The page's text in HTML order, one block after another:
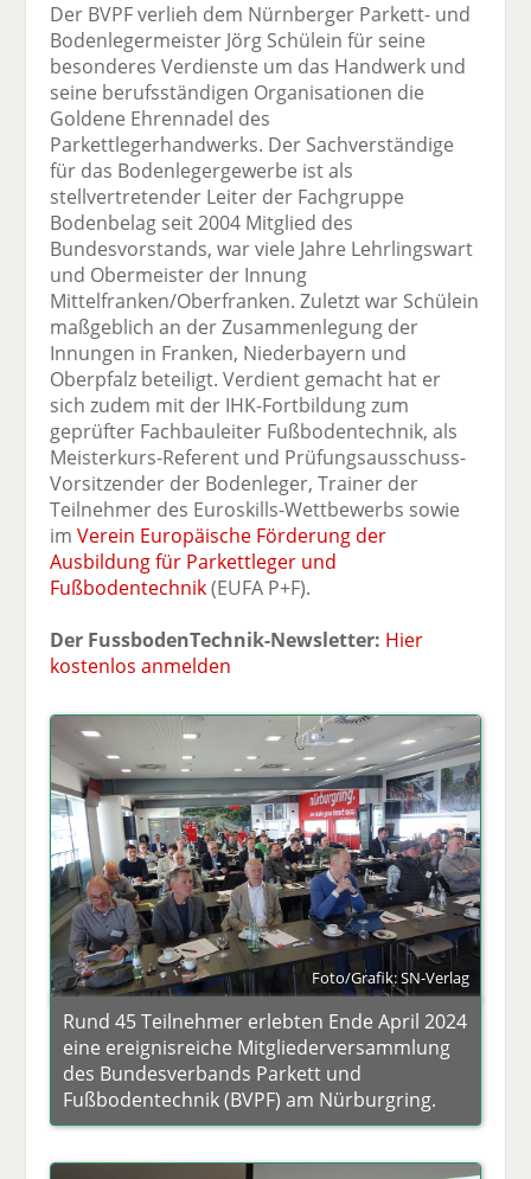
Der BVPF verlieh dem Nürnberger Parkett- und
Bodenlegermeister Jörg Schülein für seine
besonderes Verdienste um das Handwerk und
seine berufsständigen Organisationen die
Goldene Ehrennadel des
Parkettlegerhandwerks. Der Sachverständige
für das Bodenlegergewerbe ist als
stellvertretender Leiter der Fachgruppe
Bodenbelag seit 2004 Mitglied des
Bundesvorstands, war viele Jahre Lehrlingswart
und Obermeister der Innung
Mittelfranken/Oberfranken. Zuletzt war Schülein
maßgeblich an der Zusammenlegung der
Innungen in Franken, Niederbayern und
Oberpfalz beteiligt. Verdient gemacht hat er
sich zudem mit der IHK-Fortbildung zum
geprüfter Fachbauleiter Fußbodentechnik, als
Meisterkurs-Referent und Prüfungsausschuss-
Vorsitzender der Bodenleger, Trainer der
Teilnehmer des Euroskills-Wettbewerbs sowie
imVerein Europäische Förderung der
Ausbildung für Parkettleger und
Fußbodentechnik(EUFA P+F).
Der FussbodenTechnik-Newsletter: Hier
kostenlos anmelden
Foto/Grafik: SN-Verlag
Rund 45 Teilnehmer erlebten Ende April 2024
eine ereignisreiche Mitgliederversammlung
des Bundesverbands Parkett und
Fußbodentechnik (BVPF) am Nürburgring.